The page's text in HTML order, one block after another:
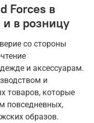
Forces в
в розницу
со стороны
и аксессуарам.
и
товаров, которые
повседневных,
образов.